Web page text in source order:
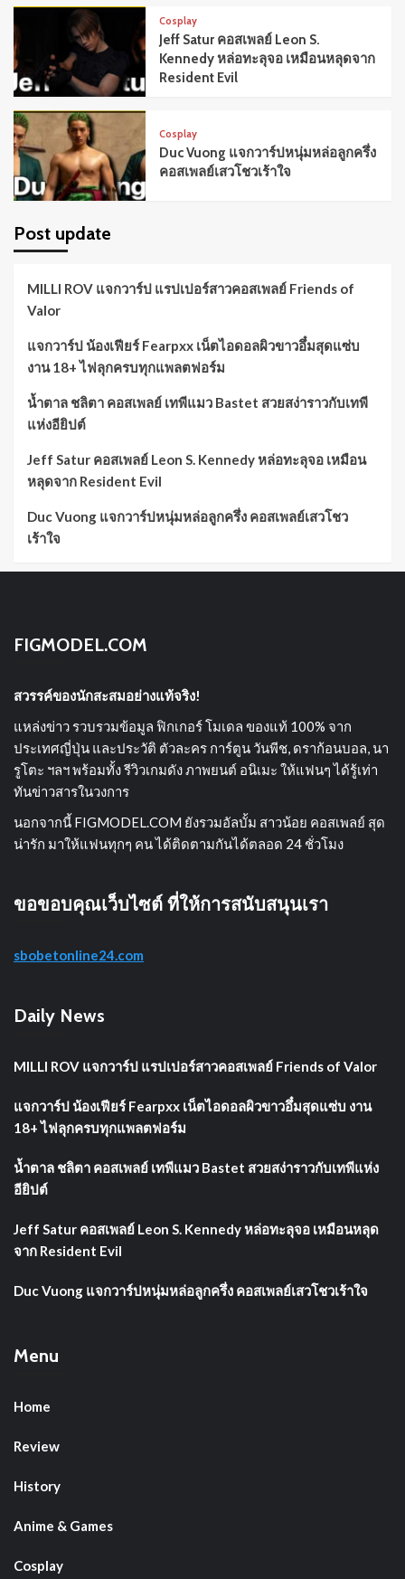
Cosplay
Jeff Satur คอสเพลย์ Leon S.
Kennedy หล่อทะลุจอ เหมือนหลุดจาก
Resident Evil
Cosplay
Duc Vuong แจกวาร์ปหนุ่มหล่อลูกครึ่ง
คอสเพลย์เสวโชวเร้าใจ
Post update
MILLI ROV แจกวาร์ป แรปเปอร์สาวคอสเพลย์ Friends of
Valor
แจกวาร์ป น้องเฟียร์ Fearpxx เน็ตไอดอลผิวขาวอึ๋มสุดแซ่บ
งาน 18+ ไฟลุกครบทุกแพลตฟอร์ม
น้ำตาล ชลิตา คอสเพลย์ เทพีแมว Bastet สวยสง่าราวกับเทพี
แห่งอียิปต์
Jeff Satur คอสเพลย์ Leon S. Kennedy หล่อทะลุจอ เหมือน
หลุดจาก Resident Evil
Duc Vuong แจกวาร์ปหนุ่มหล่อลูกครึ่ง คอสเพลย์เสวโชว
เร้าใจ
FIGMODEL.COM
สวรรค์ของนักสะสมอย่างแท้จริง!
แหล่งข่าว รวบรวมข้อมูล ฟิกเกอร์ โมเดล ของแท้ 100% จาก
ประเทศญี่ปุ่น และประวัติ ตัวละคร การ์ตูน วันพีช, ดราก้อนบอล, นา
รูโตะ ฯลฯ พร้อมทั้ง รีวิวเกมดัง ภาพยนต์ อนิเมะ ให้แฟนๆ ได้รู้เท่า
ทันข่าวสารในวงการ
นอกจากนี้ FIGMODEL.COM ยังรวมอัลบั้ม สาวน้อย คอสเพลย์ สุด
น่ารัก มาให้แฟนทุกๆ คน ได้ติดตามกันได้ตลอด 24 ชั่วโมง
ขอขอบคุณเว็บไซต์ ที่ให้การสนับสนุนเรา
sbobetonline24.com
Daily News
MILLI ROV แจกวาร์ป แรปเปอร์สาวคอสเพลย์ Friends of Valor
แจกวาร์ป น้องเฟียร์ Fearpxx เน็ตไอดอลผิวขาวอึ๋มสุดแซ่บ งาน
18+ ไฟลุกครบทุกแพลตฟอร์ม
น้ำตาล ชลิตา คอสเพลย์ เทพีแมว Bastet สวยสง่าราวกับเทพีแห่ง
อียิปต์
Jeff Satur คอสเพลย์ Leon S. Kennedy หล่อทะลุจอ เหมือนหลุด
จาก Resident Evil
Duc Vuong แจกวาร์ปหนุ่มหล่อลูกครึ่ง คอสเพลย์เสวโชวเร้าใจ
Menu
Home
Review
History
Anime & Games
Cosplay